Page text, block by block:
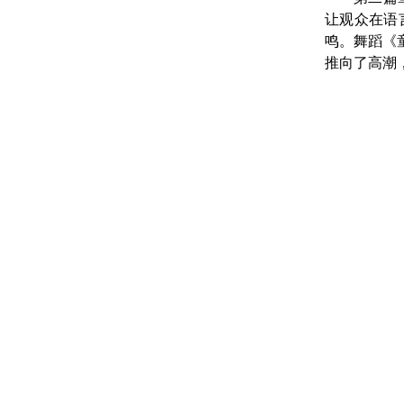
让观众在语
鸣。舞蹈《
推向了高潮